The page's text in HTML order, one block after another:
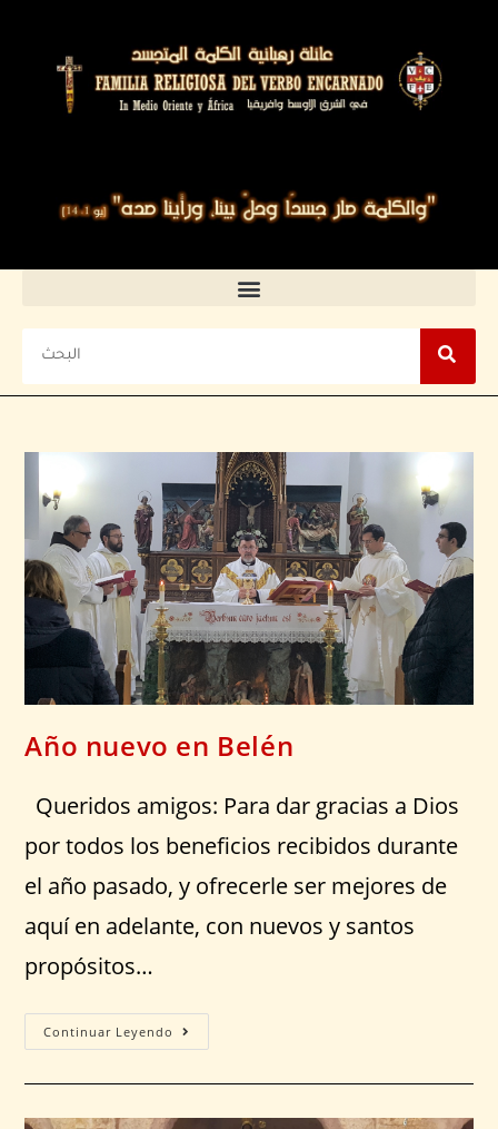
Año nuevo en Belén
Queridos amigos: Para dar gracias a Dios
por todos los beneficios recibidos durante
el año pasado, y ofrecerle ser mejores de
aquí en adelante, con nuevos y santos
propósitos…
Continuar Leyendo